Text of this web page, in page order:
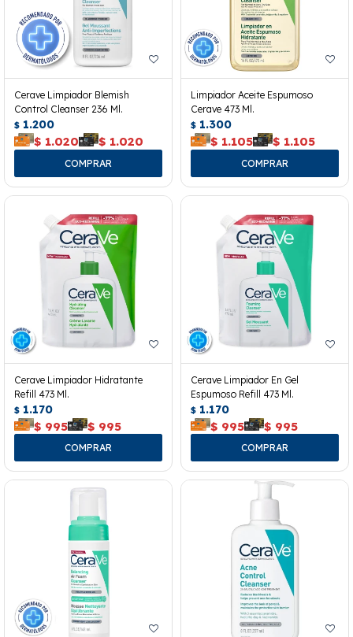
Cerave Limpiador Blemish
Control Cleanser 236 Ml.
$ 1.200
$ 1.020 $ 1.020
Limpiador Aceite Espumoso
Cerave 473 Ml.
$ 1.300
$ 1.105 $ 1.105
Cerave Limpiador Hidratante
Refill 473 Ml.
$ 1.170
$ 995 $ 995
Cerave Limpiador En Gel
Espumoso Refill 473 Ml.
$ 1.170
$ 995 $ 995